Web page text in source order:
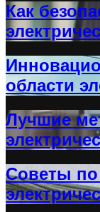
Как
области
Лучшие
Советы по